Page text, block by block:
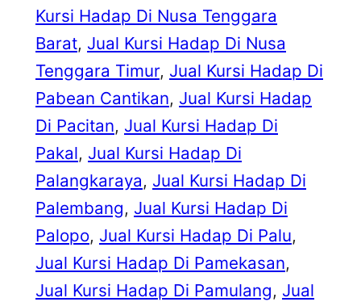
Kursi Hadap Di Nusa Tenggara
Barat, Jual Kursi Hadap Di Nusa
Tenggara Timur, Jual Kursi Hadap Di
Pabean Cantikan, Jual Kursi Hadap
Di Pacitan, Jual Kursi Hadap Di
Pakal, Jual Kursi Hadap Di
Palangkaraya, Jual Kursi Hadap Di
Palembang, Jual Kursi Hadap Di
Palopo, Jual Kursi Hadap Di Palu
Jual Kursi Hadap Di Pamekasan
Jual Kursi Hadap Di Pamulang, Jual